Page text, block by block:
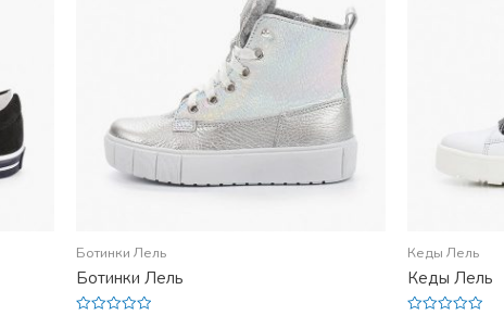
Ботинки Лель
Ботинки Лель
Кеды Лель
Кеды Лель